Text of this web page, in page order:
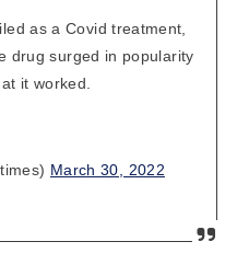
as a Covid treatment,
drug surged in popularity
it worked.
March 30, 2022